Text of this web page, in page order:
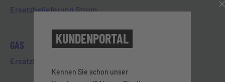
Ersatzbelieferung Strom
GAS
Ersatzbelieferung Gas
Sie möchten einen Energieausweis
Dann kontaktieren Sie uns gerne unter der
Nummer 06431 2903-236 oder per E-Mail an
KUNDENPORTAL
Kennen Sie schon unser